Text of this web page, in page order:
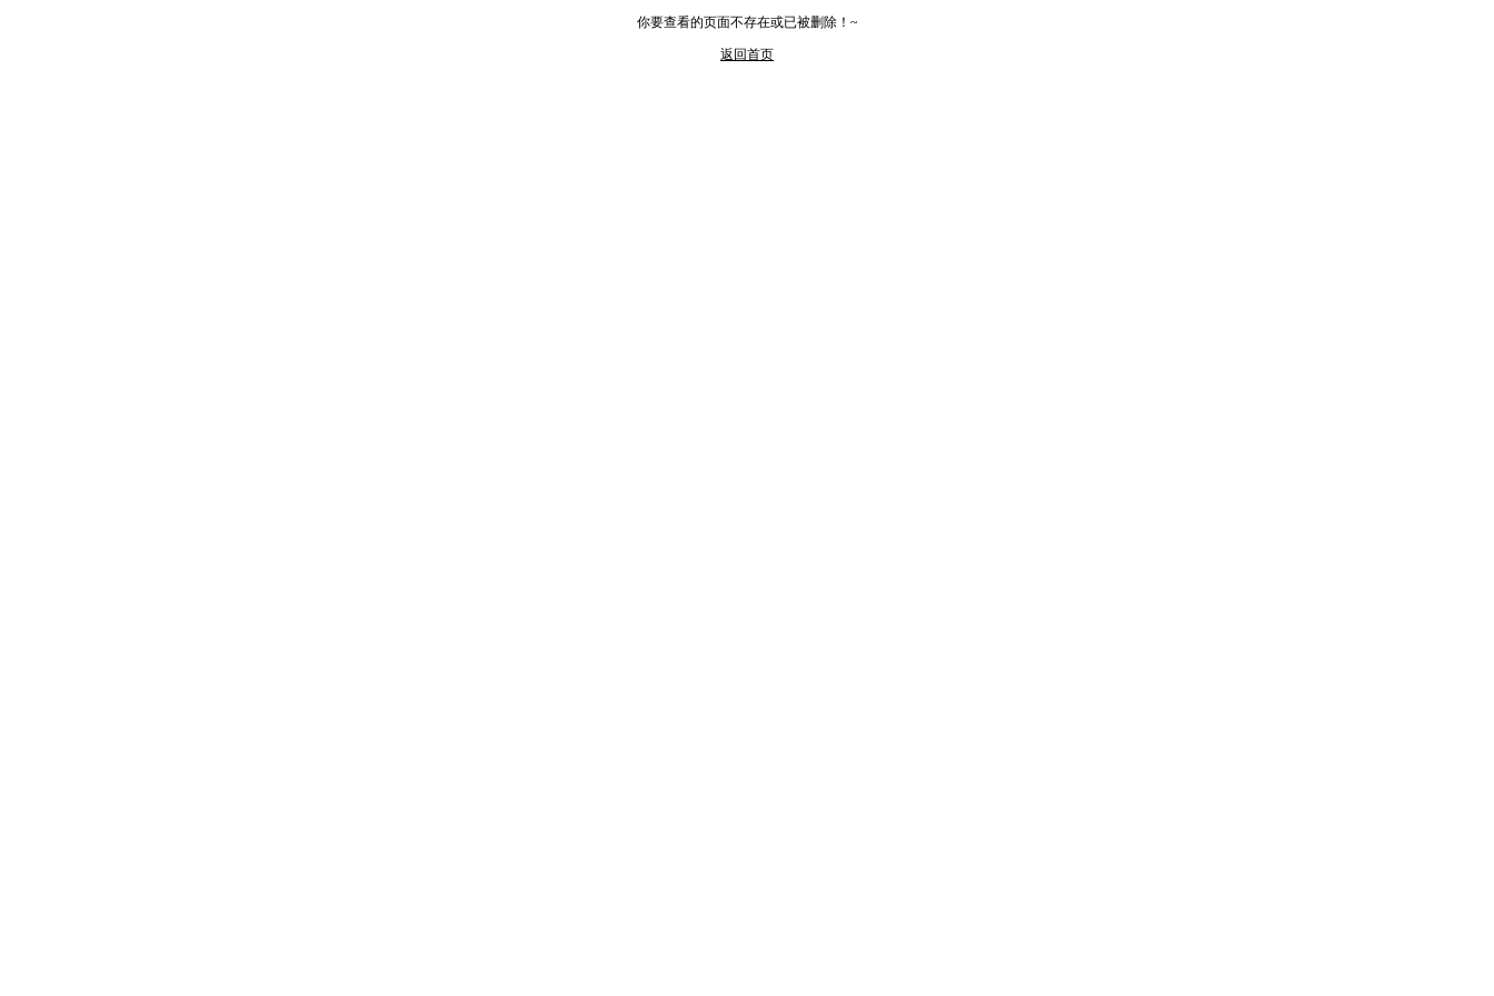
你要查看的页面不存在或已被删除！~
返回首页